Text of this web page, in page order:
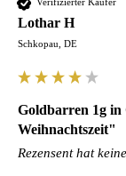
Lothar H
Schkopau, DE
Goldbarren 1g in
Weihnachtszeit"
Rezensent hat